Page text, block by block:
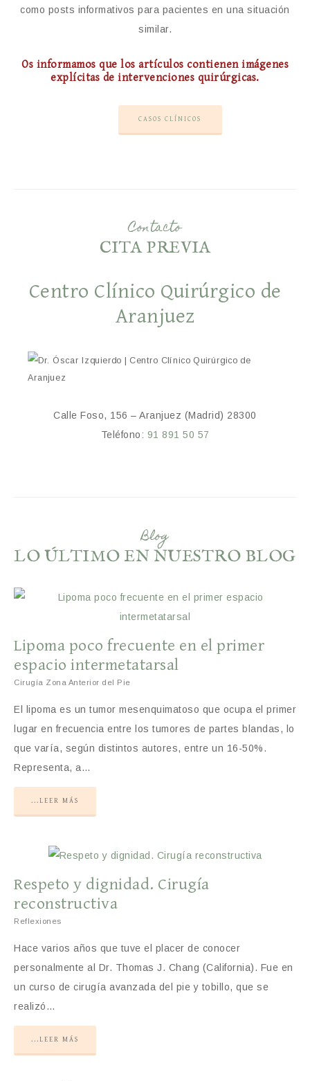
como posts informativos para pacientes en una situación
similar.
Os informamos que los artículos contienen imágenes
explícitas de intervenciones quirúrgicas.
CASOS CLÍNICOS
Contacto
CITA PREVIA
Centro Clínico Quirúrgico de
Aranjuez
Calle Foso, 156 – Aranjuez (Madrid) 28300
Teléfono: 91 891 50 57
Blog
LO ÚLTIMO EN NUESTRO BLOG
Lipoma poco frecuente en el primer
espacio intermetatarsal
Cirugía Zona Anterior del Pie
El lipoma es un tumor mesenquimatoso que ocupa el primer
lugar en frecuencia entre los tumores de partes blandas, lo
que varía, según distintos autores, entre un 16-50%.
Representa, a…
...LEER MÁS
Respeto y dignidad. Cirugía
reconstructiva
Reflexiones
Hace varios años que tuve el placer de conocer
personalmente al Dr. Thomas J. Chang (California). Fue en
un curso de cirugía avanzada del pie y tobillo, que se
realizó…
...LEER MÁS